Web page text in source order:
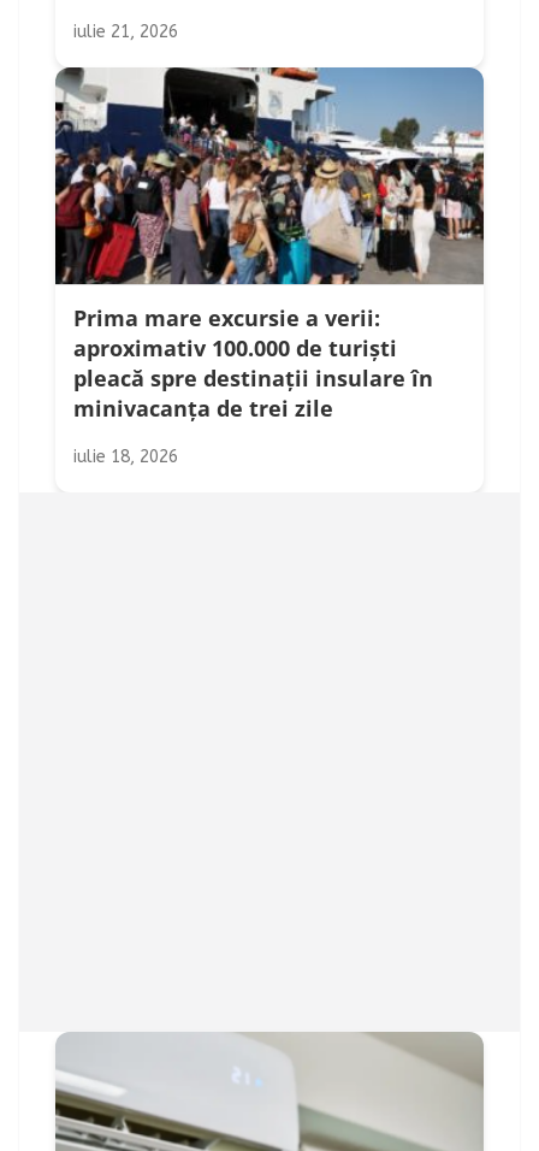
iulie 21, 2026
Prima mare excursie a verii:
aproximativ 100.000 de turiști
pleacă spre destinații insulare în
minivacanța de trei zile
iulie 18, 2026